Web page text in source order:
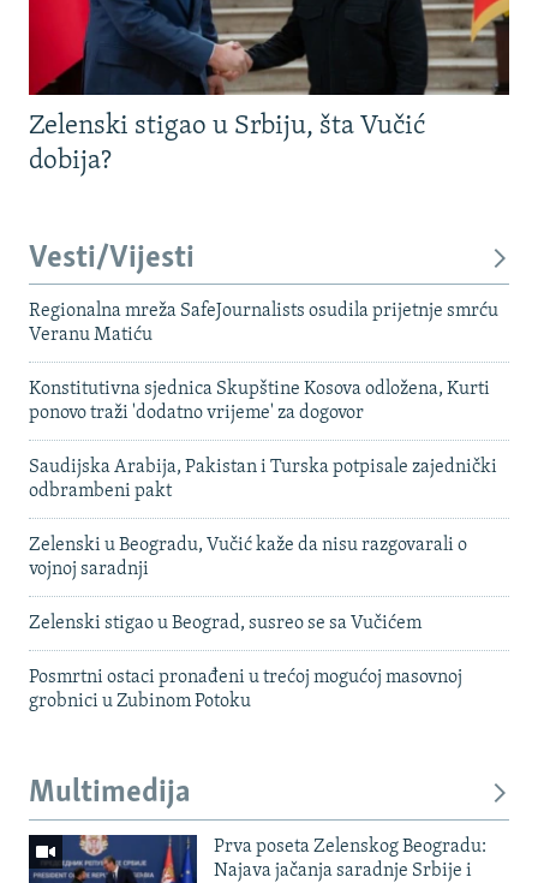
Zelenski stigao u Srbiju, šta Vučić
dobija?
Vesti/Vijesti
Regionalna mreža SafeJournalists osudila prijetnje smrću
Veranu Matiću
Konstitutivna sjednica Skupštine Kosova odložena, Kurti
ponovo traži 'dodatno vrijeme' za dogovor
Saudijska Arabija, Pakistan i Turska potpisale zajednički
odbrambeni pakt
Zelenski u Beogradu, Vučić kaže da nisu razgovarali o
vojnoj saradnji
Zelenski stigao u Beograd, susreo se sa Vučićem
Posmrtni ostaci pronađeni u trećoj mogućoj masovnoj
grobnici u Zubinom Potoku
Multimedija
Prva poseta Zelenskog Beogradu:
Najava jačanja saradnje Srbije i